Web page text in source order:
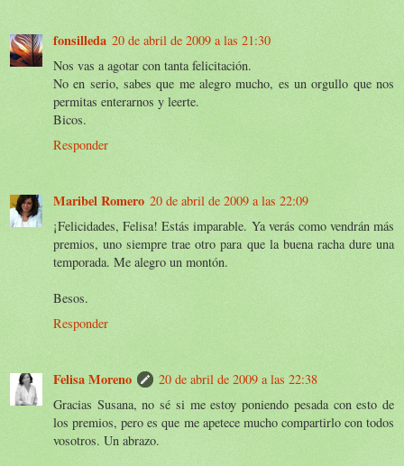
fonsilleda 20 de abril de 2009 a las 21:30
Nos vas a agotar con tanta felicitación.
No en serio, sabes que me alegro mucho, es un orgullo que nos
permitas enterarnos y leerte.
Bicos.
Responder
Maribel Romero 20 de abril de 2009 a las 22:09
¡Felicidades, Felisa! Estás imparable. Ya verás como vendrán más
premios, uno siempre trae otro para que la buena racha dure una
temporada. Me alegro un montón.
Besos.
Responder
Felisa Moreno
20 de abril de 2009 a las 22:38
Gracias Susana, no sé si me estoy poniendo pesada con esto de
los premios, pero es que me apetece mucho compartirlo con todos
vosotros. Un abrazo.